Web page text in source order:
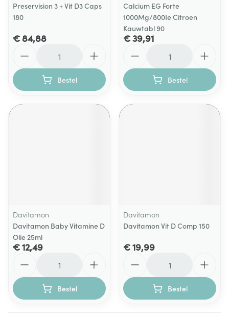
Preservision 3 + Vit D3 Caps
180
€ 84,88
Bestel
Calcium EG Forte
1000Mg/800Ie Citroen
Kauwtabl 90
€ 39,91
Bestel
Davitamon
Davitamon Baby Vitamine D
Olie 25ml
€ 12,49
Bestel
Davitamon
Davitamon Vit D Comp 150
€ 19,99
Bestel